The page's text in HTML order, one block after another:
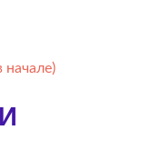
начале)